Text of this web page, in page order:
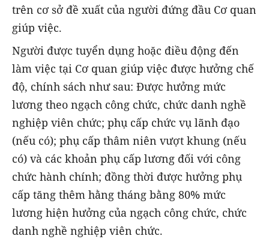
trên cơ sở đề xuất của người đứng đầu Cơ quan
giúp việc.
Người được tuyển dụng hoặc điều động đến
làm việc tại Cơ quan giúp việc được hưởng chế
độ, chính sách như sau: Được hưởng mức
lương theo ngạch công chức, chức danh nghề
nghiệp viên chức; phụ cấp chức vụ lãnh đạo
(nếu có); phụ cấp thâm niên vượt khung (nếu
có) và các khoản phụ cấp lương đối với công
chức hành chính; đồng thời được hưởng phụ
cấp tăng thêm hằng tháng bằng 80% mức
lương hiện hưởng của ngạch công chức, chức
danh nghề nghiệp viên chức.